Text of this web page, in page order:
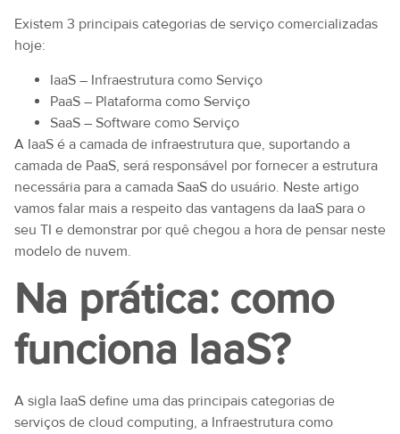
Existem 3 principais categorias de serviço comercializadas
hoje:
IaaS – Infraestrutura como Serviço
PaaS – Plataforma como Serviço
SaaS – Software como Serviço
A IaaS é a camada de infraestrutura que, suportando a
camada de PaaS, será responsável por fornecer a estrutura
necessária para a camada SaaS do usuário. Neste artigo
vamos falar mais a respeito das vantagens da IaaS para o
seu TI e demonstrar por quê chegou a hora de pensar neste
modelo de nuvem.
Na prática: como
funciona IaaS?
A sigla IaaS define uma das principais categorias de
serviços de cloud computing, a Infraestrutura como